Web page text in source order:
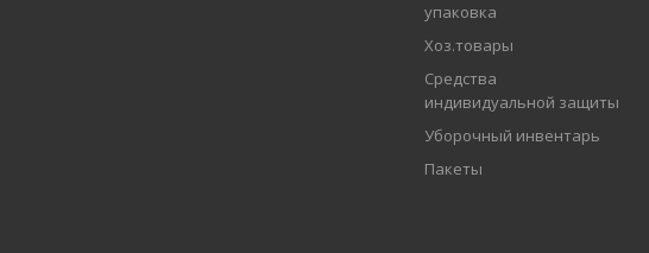
упаковка
Хоз.товары
Средства
индивидуальной защиты
Уборочный инвентарь
Пакеты